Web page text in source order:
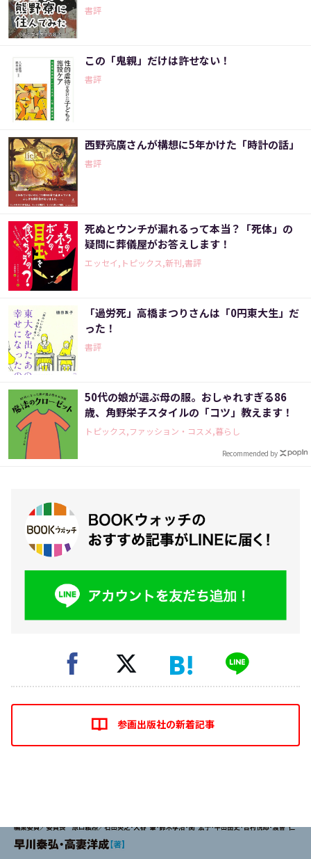
書評
この「鬼親」だけは許せない！
書評
西野亮廣さんが構想に5年かけた「時計の話」
書評
死ぬとウンチが漏れるって本当？「死体」の
疑問に葬儀屋がお答えします！
エッセイ,トピックス,新刊,書評
「過労死」高橋まつりさんは「0円東大生」だ
った！
書評
50代の娘が選ぶ母の服。おしゃれすぎる86
歳、角野栄子スタイルの「コツ」教えます！
トピックス,ファッション・コスメ,暮らし
Recommended by
参画出版社の新着記事